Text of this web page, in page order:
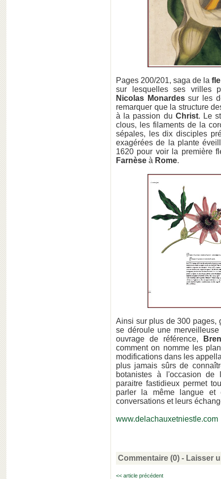
Pages 200/201, saga de la
sur lesquelles ses vrilles
Nicolas Monardessur les
remarquer que la structure
à la passion du Christ. Le
clous, les filaments de la
sépales, les dix disciples
exagérées de la plante
1620 pour voir la première
Farnèse à Rome.
Ainsi sur plus de 300 pages,
se déroule une
ouvrage de référence,
comment on nomme les
modifications dans les
plus jamais sûrs de
botanistes à l'occasion de
paraitre fastidieux permet
parler la même langue et
conversations et leurs
www.delachauxetniestle.com
Commentaire (0) - Laisser
<< article précédent